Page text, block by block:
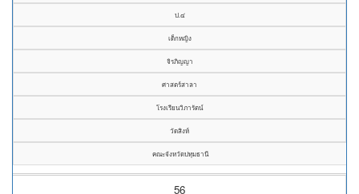
ป.๔
เด็กหญิง
จิรภิญญา
ศาสตร์สาลา
โรงเรียนวิภารัตน์
วัดสิงห์
คณะจังหวัดปทุมธานี
56